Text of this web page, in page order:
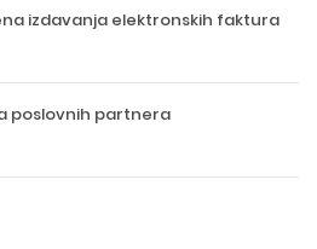
izdavanja elektronskih faktura
poslovnih partnera